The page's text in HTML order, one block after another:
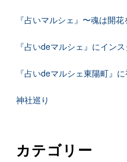
『占いマルシェ』〜魂は開
『占いdeマルシェ』にイン
『占いdeマルシェ東陽町』
神社巡り
カテゴリー